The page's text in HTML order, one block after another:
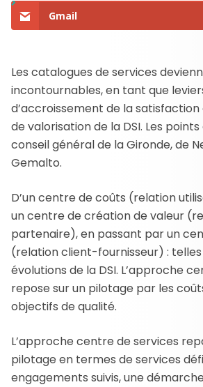
Gmail
Les catalogues de services
incontournables, en tant que
d’accroissement de la
de valorisation de la DSI. Les points
conseil général de la Gironde, de
Gemalto.
D’un centre de coûts (relation
un centre de création de valeur
partenaire), en passant par un
(relation client-fournisseur) :
évolutions de la DSI. L’approche
repose sur un pilotage par les
objectifs de qualité.
L’approche centre de services
pilotage en termes de services
engagements suivis, une